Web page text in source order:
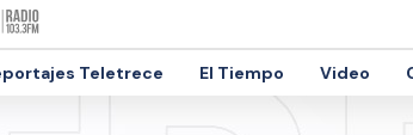
Teletrece El Tiempo Video